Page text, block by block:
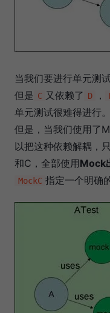
当我们要进行单元测
但是 C 又依赖了 D ，
单元测试很难得进行。
但是，当我们使用了
以把这种依赖解耦，
和C，全部使用Mock
MockC 指定一个明确